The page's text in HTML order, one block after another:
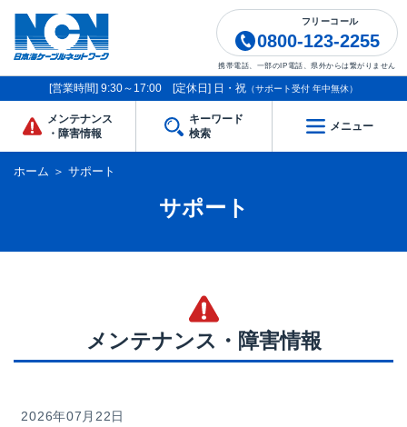
フリーコール
0800-123-2255
携帯電話、一部のIP電話、県外からは繋がりません
[営業時間] 9:30～17:00 [定休日] 日・祝 （サポート受付 年中無休）
メンテナンス
・障害情報
キーワード
検索
メニュー
ホーム ＞ サポート
サポート
メンテナンス・障害情報
2026年07月22日